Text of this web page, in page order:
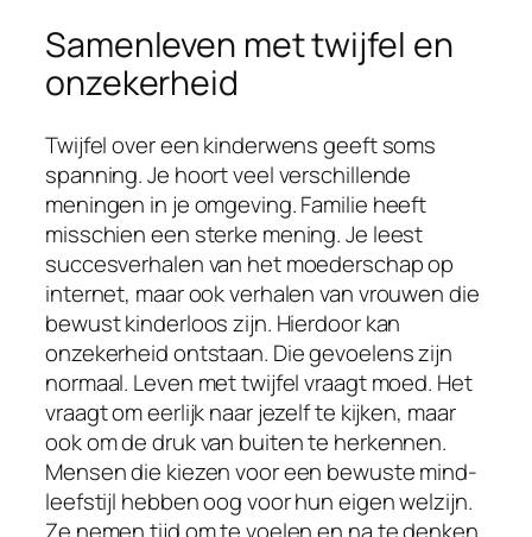
Samenleven met twijfel en
onzekerheid
Twijfel over een kinderwens geeft soms
spanning. Je hoort veel verschillende
meningen in je omgeving. Familie heeft
misschien een sterke mening. Je leest
succesverhalen van het moederschap op
internet, maar ook verhalen van vrouwen die
bewust kinderloos zijn. Hierdoor kan
onzekerheid ontstaan. Die gevoelens zijn
normaal. Leven met twijfel vraagt moed. Het
vraagt om eerlijk naar jezelf te kijken, maar
ook om de druk van buiten te herkennen.
Mensen die kiezen voor een bewuste mind-
leefstijl hebben oog voor hun eigen welzijn.